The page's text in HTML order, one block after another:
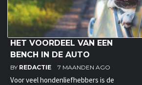
HET VOORDEEL VAN EEN
BENCH IN DE AUTO
BY REDACTIE 7 MAANDEN AGO
Voor veel hondenliefhebbers is de